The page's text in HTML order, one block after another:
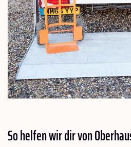
So helfen wir dir von